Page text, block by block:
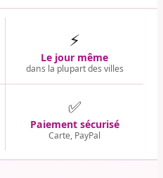
⚡
Le jour même
dans la plupart des villes
✅
Paiement sécurisé
Carte, PayPal